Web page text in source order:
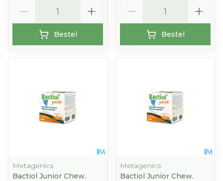
Bestel Bestel
Metagenics
Bactiol Junior Chew.
Metagenics
Bactiol Junior Chew.